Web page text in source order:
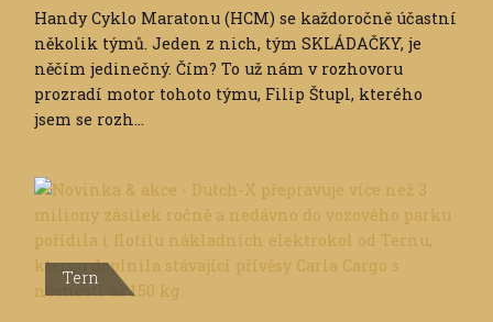
Handy Cyklo Maratonu (HCM) se každoročně účastní
několik týmů. Jeden z nich, tým SKLÁDAČKY, je
něčím jedinečný. Čím? To už nám v rozhovoru
prozradí motor tohoto týmu, Filip Štupl, kterého
jsem se rozh...
Tern